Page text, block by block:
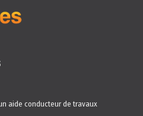
aide conducteur de travaux